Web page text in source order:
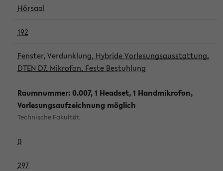
Hörsaal
192
Fenster, Verdunklung, Hybride Vorlesungsausstattung,
DTEN D7, Mikrofon, Feste Bestuhlung
Raumnummer: 0.007, 1 Headset, 1 Handmikrofon,
Vorlesungsaufzeichnung möglich
Technische Fakultät
0
297